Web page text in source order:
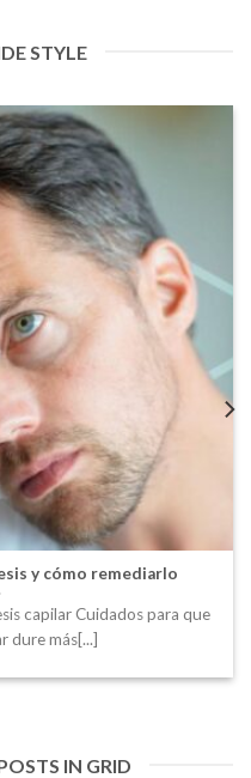
STYLE
y cómo remediarlo
capilar Cuidados para que
dure más[...]
IN GRID